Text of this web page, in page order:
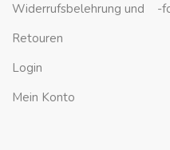
Widerrufsbelehrung und -
Retouren
Login
Mein Konto